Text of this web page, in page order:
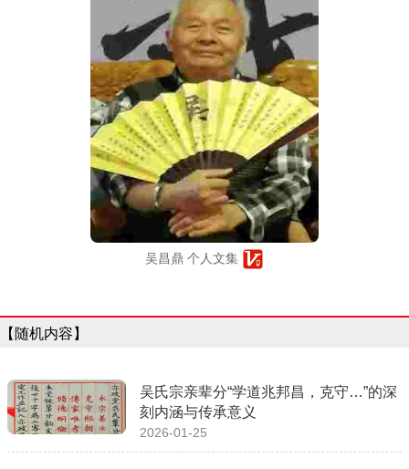
吴昌鼎 个人文集
【随机内容】
吴氏宗亲辈分“学道兆邦昌，克守…”的深
刻内涵与传承意义
2026-01-25